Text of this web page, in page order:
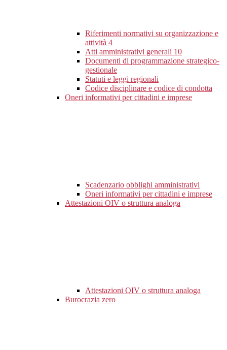
Riferimenti normativi su organizzazione e
attività 4
Atti amministrativi generali 10
Documenti di programmazione strategico-
gestionale
Statuti e leggi regionali
Codice disciplinare e codice di condotta
Oneri informativi per cittadini e imprese
Scadenzario obblighi amministrativi
Oneri informativi per cittadini e imprese
Attestazioni OIV o struttura analoga
Attestazioni OIV o struttura analoga
Burocrazia zero